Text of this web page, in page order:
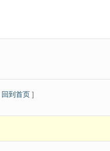
回到首页 ]